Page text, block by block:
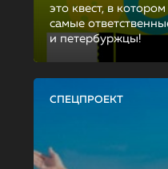
это квест, в
самые
и петербуржцы!
СПЕЦПРОЕКТ